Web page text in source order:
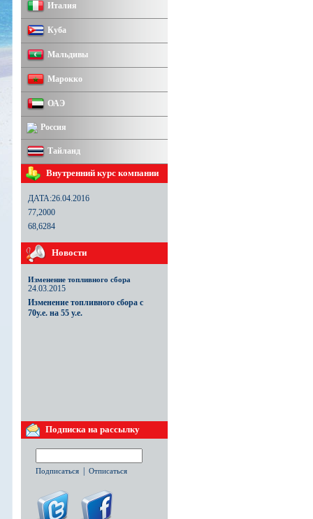
Италия
Куба
Мальдивы
Марокко
ОАЭ
Россия
Тайланд
Внутренний курс компании
ДАТА:26.04.2016
77,2000
68,6284
Новости
Изменение топливного сбора
24.03.2015
Изменение топливного сбора с
70у.е. на 55 у.е.
24.03.2015
10%.
Подписка на рассылку
Подписаться Отписаться